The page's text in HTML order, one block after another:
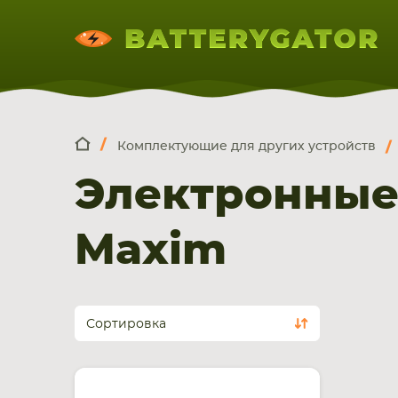
НОУТБУКА
ПЛАНШЕТА
СМАРТФОНА
Комплектующие для других устройств
Maxim
Сортировка